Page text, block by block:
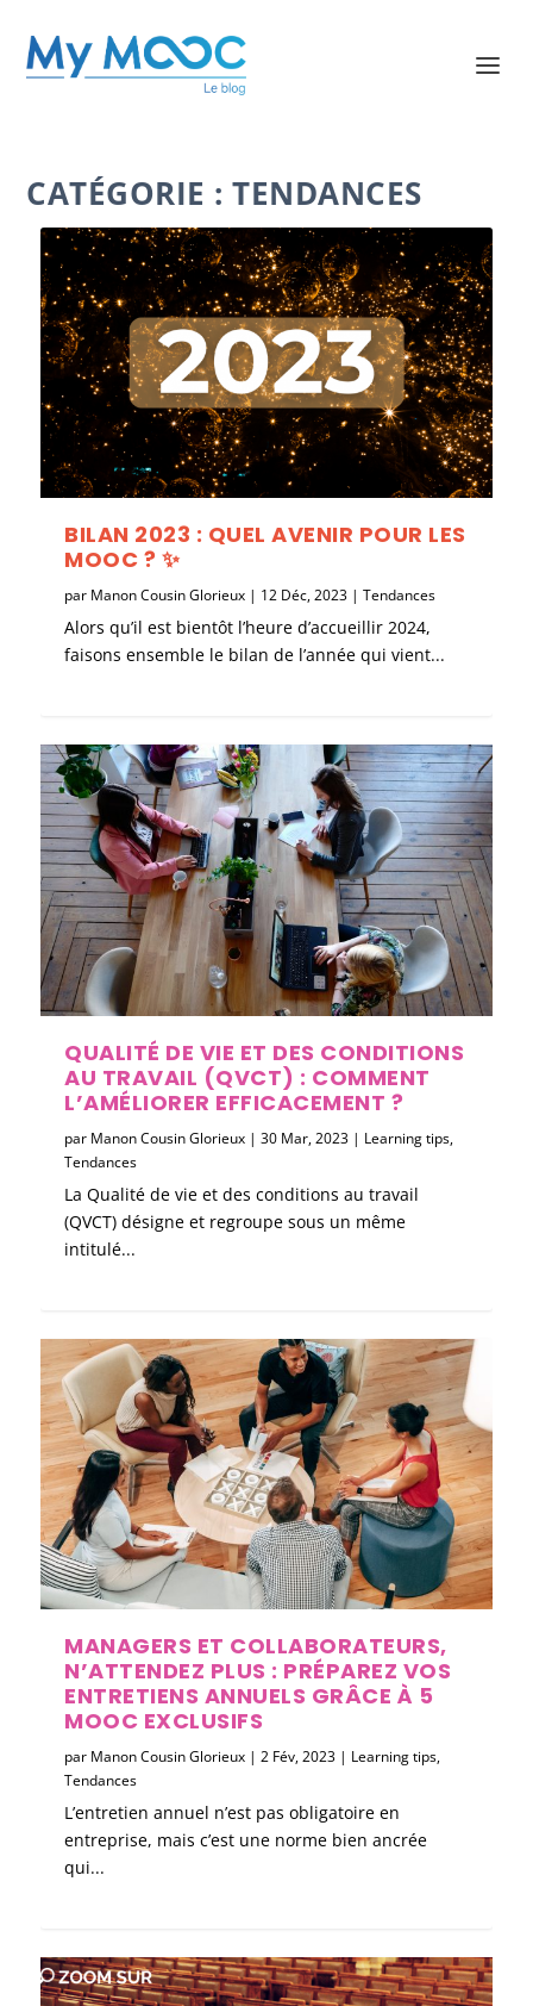
CATÉGORIE : TENDANCES
BILAN 2023 : QUEL AVENIR POUR LES
MOOC ? ✨
par Manon Cousin Glorieux | 12 Déc, 2023 |Tendances
Alors qu’il est bientôt l’heure d’accueillir 2024,
faisons ensemble le bilan de l’année qui vient...
QUALITÉ DE VIE ET DES CONDITIONS
AU TRAVAIL (QVCT) : COMMENT
L’AMÉLIORER EFFICACEMENT ?
par Manon Cousin Glorieux |30 Mar, 2023 | Learning tips,
Tendances
La Qualité de vie et des conditions au travail
(QVCT) désigne et regroupe sous un même
intitulé...
MANAGERS ET COLLABORATEURS,
N’ATTENDEZ PLUS : PRÉPAREZ VOS
ENTRETIENS ANNUELS GRÂCE À 5
MOOC EXCLUSIFS
par Manon Cousin Glorieux |2 Fév, 2023 | Learning tips,
Tendances
L’entretien annuel n’est pas obligatoire en
entreprise, mais c’est une norme bien ancrée
qui...